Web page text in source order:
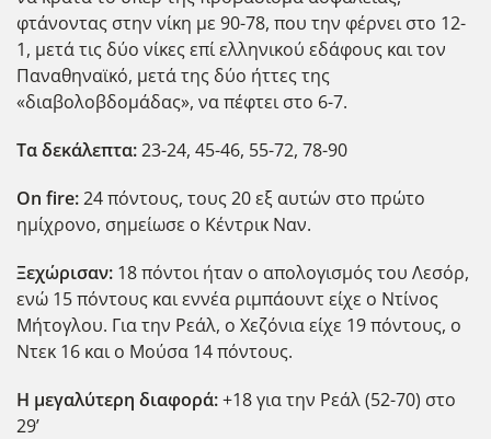
φτάνοντας στην νίκη με 90-78, που την φέρνει στο 12-
1, μετά τις δύο νίκες επί ελληνικού εδάφους και τον
Παναθηναϊκό, μετά της δύο ήττες της
«διαβολοβδομάδας», να πέφτει στο 6-7.
Τα δεκάλεπτα:23-24, 45-46, 55-72, 78-90
Οn fire:24 πόντους, τους 20 εξ αυτών στο πρώτο
ημίχρονο, σημείωσε ο Κέντρικ Ναν.
Ξεχώρισαν: 18 πόντοι ήταν ο απολογισμός του Λεσόρ,
ενώ 15 πόντους και εννέα ριμπάουντ είχε ο Ντίνος
Μήτογλου. Για την Ρεάλ, ο Χεζόνια είχε 19 πόντους, ο
Ντεκ 16 και ο Μούσα 14 πόντους.
Η μεγαλύτερη διαφορά:+18 για την Ρεάλ (52-70) στο
29’